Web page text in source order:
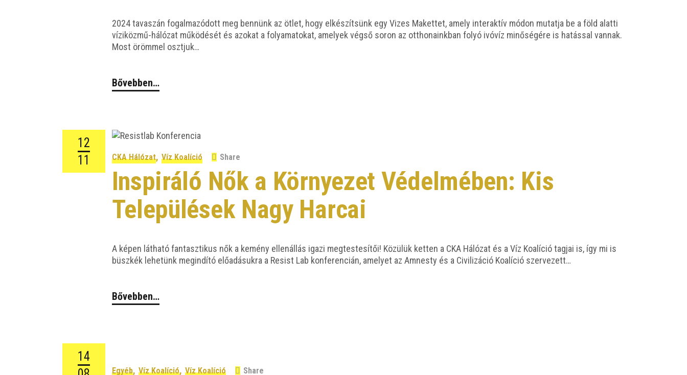
2024 tava­szán fogal­ma­zó­dott meg ben­nünk az ötlet, hogy elké­szít­sünk egy Vizes Maket­tet, amely inter­ak­tív módon mutat­ja be a föld alat­ti
vízi­­köz­­mű-háló­­zat műkö­dé­sét és azo­kat a folya­ma­to­kat, ame­lyek vég­ső soron az ott­ho­na­ink­ban folyó ivó­víz minő­sé­gé­re is hatás­sal van­nak.
Most öröm­mel osztjuk…
Bővebben…
12
11
CKA Hálózat, Víz Koalíció Share
Inspiráló Nők a Környezet Védelmében: Kis
Települések Nagy Harcai
A képen lát­ha­tó fan­tasz­ti­kus nők a kemény ellen­ál­lás iga­zi meg­tes­te­sí­tői! Közü­lük ket­ten a CKA Háló­zat és a Víz Koa­lí­ció tag­jai is, így mi is
büsz­kék lehe­tünk meg­in­dí­tó elő­adá­suk­ra a Resist Lab kon­fe­ren­ci­án, ame­lyet az Amnesty és a Civi­li­zá­ció Koa­lí­ció szervezett…
Bővebben…
14
Egyéb, Víz Koalíció, Víz Koalíció Share